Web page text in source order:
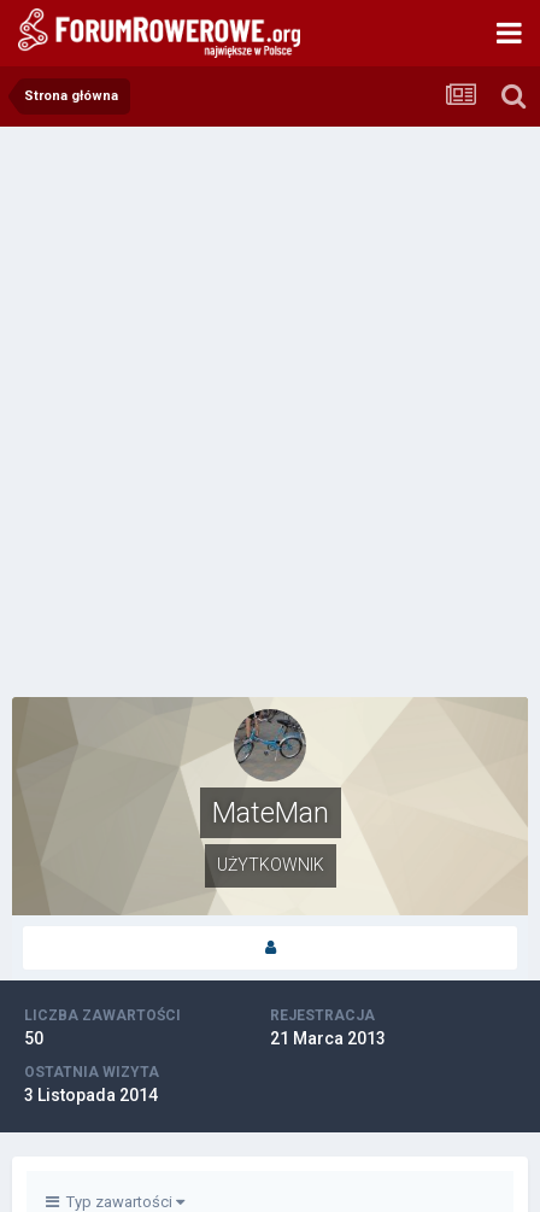
Strona główna
MateMan
UŻYTKOWNIK
LICZBA ZAWARTOŚCI
50
REJESTRACJA
21 Marca 2013
OSTATNIA WIZYTA
3 Listopada 2014
Typ zawartości